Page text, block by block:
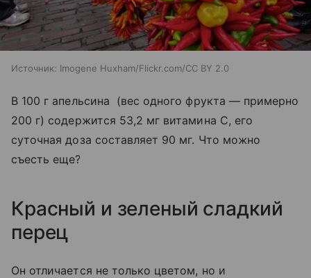
Источник: Imogene Huxham/Flickr.com/CC BY 2.0
В 100 г апельсина (вес одного фрукта —примерно
200 г) содержится 53,2 мг витамина C, его
суточная доза составляет 90 мг. Что можно
съесть еще?
Красный и зеленый сладкий
перец
Он отличается не только цветом, но и